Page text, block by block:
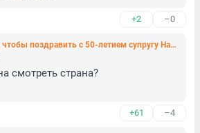
+2 –0
Песков вышел на лед, чтобы поздравить с 50-летием супругу Навку. Видео
смотреть страна?
+61 –4